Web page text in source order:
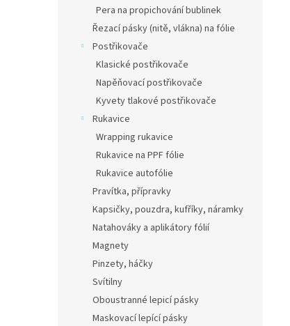
Pera na propichování bublinek
Řezací pásky (nitě, vlákna) na fólie
Postřikovače
Klasické postřikovače
Napěňovací postřikovače
Kyvety tlakové postřikovače
Rukavice
Wrapping rukavice
Rukavice na PPF fólie
Rukavice autofólie
Pravítka, přípravky
Kapsičky, pouzdra, kufříky, náramky
Natahováky a aplikátory fólií
Magnety
Pinzety, háčky
Svítilny
Oboustranné lepicí pásky
Maskovací lepící pásky